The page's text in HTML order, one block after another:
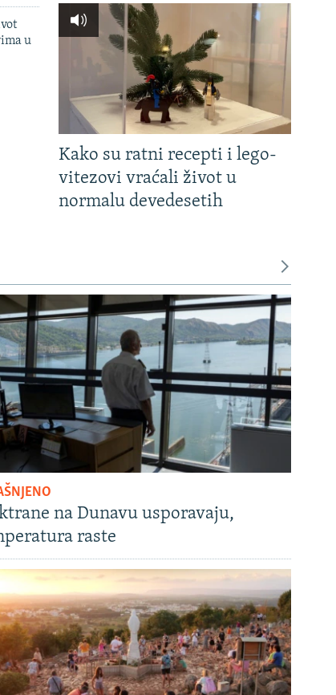
u
Kako su ratni recepti i lego-
vitezovi vraćali život u
normalu devedesetih
na Dunavu usporavaju,
raste